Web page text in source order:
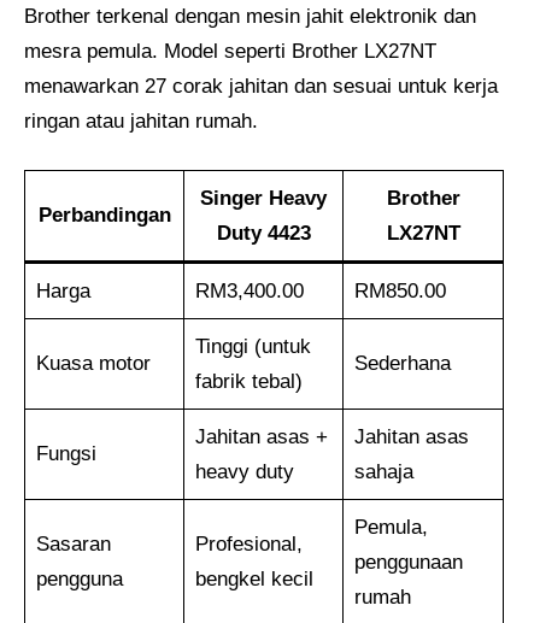
Brother terkenal dengan mesin jahit elektronik dan
mesra pemula. Model seperti Brother LX27NT
menawarkan 27 corak jahitan dan sesuai untuk kerja
ringan atau jahitan rumah.
Perbandingan
Singer Heavy
Duty 4423
Brother
LX27NT
Harga RM3,400.00 RM850.00
Kuasa motor
Tinggi (untuk
fabrik tebal)
Sederhana
Fungsi
Jahitan asas +
heavy duty
Jahitan asas
sahaja
Sasaran
pengguna
Profesional,
bengkel kecil
Pemula,
penggunaan
rumah